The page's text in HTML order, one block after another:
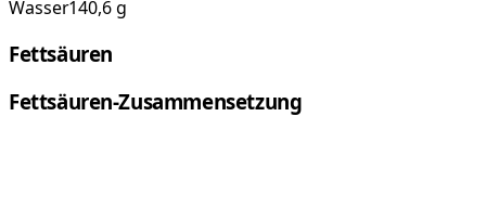
Wasser140,6 g
Fettsäuren
Fettsäuren-Zusammensetzung